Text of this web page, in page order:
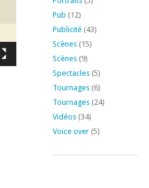
Pub (12)
Publicité(43)
Scènes(15)
Scènes(9)
Spectacles(5)
Tournages(6)
Tournages(24)
Vidéos(34)
Voice over(5)